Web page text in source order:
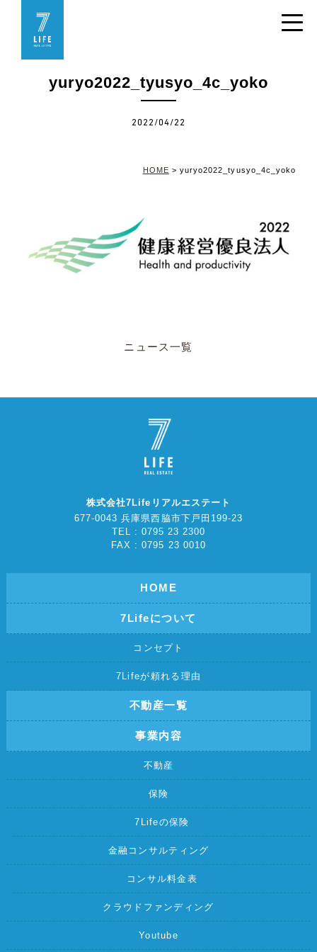
yuryo2022_tyusyo_4c_yoko
2022/04/22
HOME >yuryo2022_tyusyo_4c_yoko
ニュース一覧
株式会社7Lifeリアルエステート
677-0043 兵庫県西脇市下戸田199-23
TEL : 0795 23 2300
FAX : 0795 23 0010
HOME
7Lifeについて
コンセプト
7Lifeが頼れる理由
不動産一覧
事業内容
不動産
保険
7Lifeの保険
金融コンサルティング
コンサル料金表
クラウドファンディング
Youtube